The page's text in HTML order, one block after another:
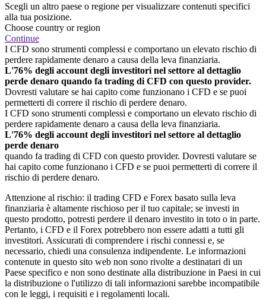
Scegli un altro paese o regione per visualizzare contenuti specifici
alla tua posizione.
Choose country or region
Continue
I CFD sono strumenti complessi e comportano un elevato rischio di
perdere rapidamente denaro a causa della leva finanziaria.
L'76% degli account degli investitori nel settore al dettaglio
perde denaro quando fa trading di CFD con questo provider.
Dovresti valutare se hai capito come funzionano i CFD e se puoi
permetterti di correre il rischio di perdere denaro.
I CFD sono strumenti complessi e comportano un elevato rischio di
perdere rapidamente denaro a causa della leva finanziaria.
L'76% degli account degli investitori nel settore al dettaglio
perde denaro
quando fa trading di CFD con questo provider. Dovresti valutare se
hai capito come funzionano i CFD e se puoi permetterti di correre il
rischio di perdere denaro.
Attenzione al rischio: il trading CFD e Forex basato sulla leva
finanziaria è altamente rischioso per il tuo capitale; se investi in
questo prodotto, potresti perdere il denaro investito in toto o in parte.
Pertanto, i CFD e il Forex potrebbero non essere adatti a tutti gli
investitori. Assicurati di comprendere i rischi connessi e, se
necessario, chiedi una consulenza indipendente. Le informazioni
contenute in questo sito web non sono rivolte a destinatari di un
Paese specifico e non sono destinate alla distribuzione in Paesi in cui
la distribuzione o l'utilizzo di tali informazioni sarebbe incompatibile
con le leggi, i requisiti e i regolamenti locali.